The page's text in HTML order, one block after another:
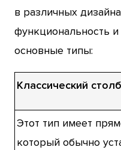
в различных
функциональность и
основные типы:
Классический
Этот тип имеет
который обычно